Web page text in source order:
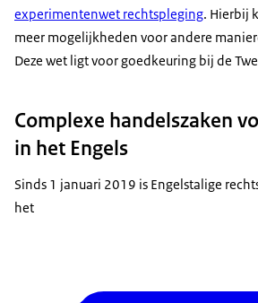
experimentenwet rechtspleging. Hierbij
meer mogelijkheden voor andere
Deze wet ligt voor goedkeuring bij de
Complexe handelszaken
in het Engels
Sinds 1 januari 2019 is Engelstalige
het